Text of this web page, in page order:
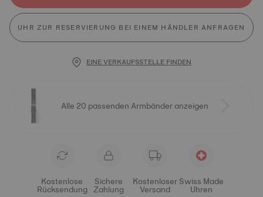
UHR ZUR RESERVIERUNG BEI EINEM HÄNDLER ANFRAGEN
EINE VERKAUFSSTELLE FINDEN
Alle 20 passenden Armbänder anzeigen
Kostenlose
Rücksendung
Sichere
Zahlung
Kostenloser
Versand
Swiss Made
Uhren